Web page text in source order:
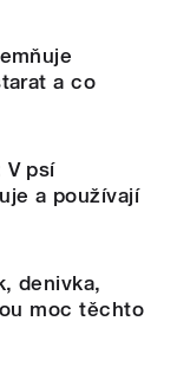
a co
V psí
a používají
denivka,
moc těchto